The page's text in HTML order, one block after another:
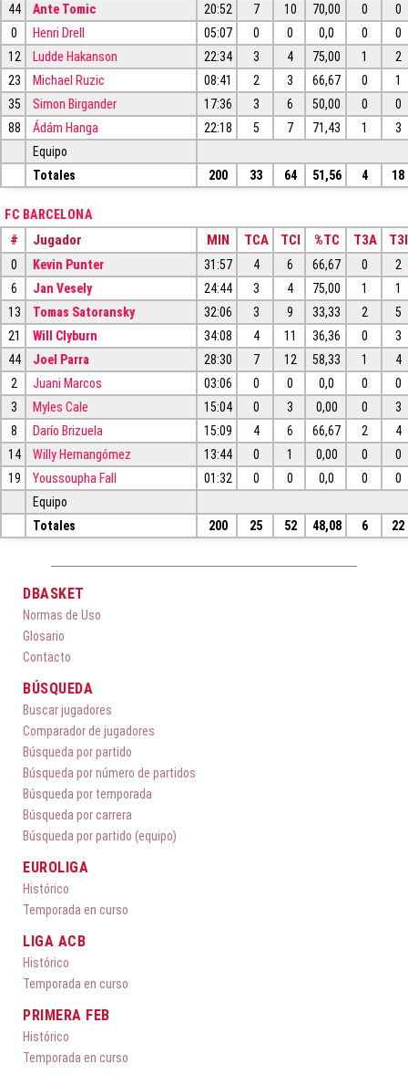
44
Ante Tomic 20:52 7 10 70,00 0
0
0
Henri Drell 05:07 0 0 0,0 0
0
12
Ludde Hakanson 22:34 3 4 75,00 1
2
23
Michael Ruzic 08:41 2 3 66,67 0
1
35
Simon Birgander 17:36 3 6 50,00 0
0
88
Ádám Hanga 22:18 5 7 71,43 1
3
Equipo
Totales
200 33 64 51,56 4 18
FC BARCELONA
# Jugador MIN TCA TCI %TC T3A T3I
0 Kevin Punter 31:57 4 6 66,67 0
2
6
Jan Vesely 24:44 3 4 75,00 1
1
13
Tomas Satoransky 32:06 3 9 33,33 2
5
21
Will Clyburn 34:08 4 11 36,36 0
3
44
Joel Parra 28:30 7 12 58,33 1
4
2
Juani Marcos 03:06 0 0 0,0 0
0
3
Myles Cale 15:04 0 3 0,00 0
3
8
Darío Brizuela 15:09 4 6 66,67 2
4
14
Willy Hernangómez 13:44 0 1 0,00 0
0
19
Youssoupha Fall 01:32 0 0 0,0 0
0
Equipo
Totales
200 25 52 48,08 6 22
DBASKET
Normas de Uso
Glosario
Contacto
BÚSQUEDA
Buscar jugadores
Comparador de jugadores
Búsqueda por partido
Búsqueda por número de partidos
Búsqueda por temporada
Búsqueda por carrera
Búsqueda por partido (equipo)
EUROLIGA
Histórico
Temporada en curso
LIGA ACB
Histórico
Temporada en curso
PRIMERA FEB
Histórico
Temporada en curso